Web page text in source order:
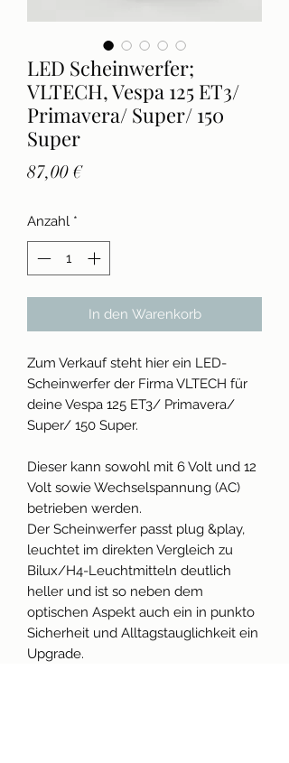
LED Scheinwerfer;
VLTECH, Vespa 125 ET3/
Primavera/ Super/ 150
Super
87,00 €Preis
Anzahl *
In den Warenkorb
Zum Verkauf steht hier ein LED-
Scheinwerfer der Firma VLTECH für
deine Vespa 125 ET3/ Primavera/
Super/ 150 Super.
Dieser kann sowohl mit 6 Volt und 12
Volt sowie Wechselspannung (AC)
betrieben werden.
Der Scheinwerfer passt plug &play,
leuchtet im direkten Vergleich zu
Bilux/H4-Leuchtmitteln deutlich
heller und ist so neben dem
optischen Aspekt auch ein in punkto
Sicherheit und Alltagstauglichkeit ein
Upgrade.